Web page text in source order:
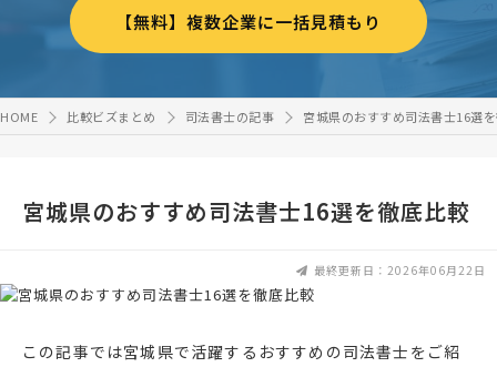
【無料】複数企業に一括見積もり
HOME 比較ビズまとめ 司法書士の記事 宮城県のおすすめ司法書士16選
宮城県のおすすめ司法書士16選を徹底比較
最終更新日：2026年06月22日
この記事では宮城県で活躍するおすすめの司法書士をご紹